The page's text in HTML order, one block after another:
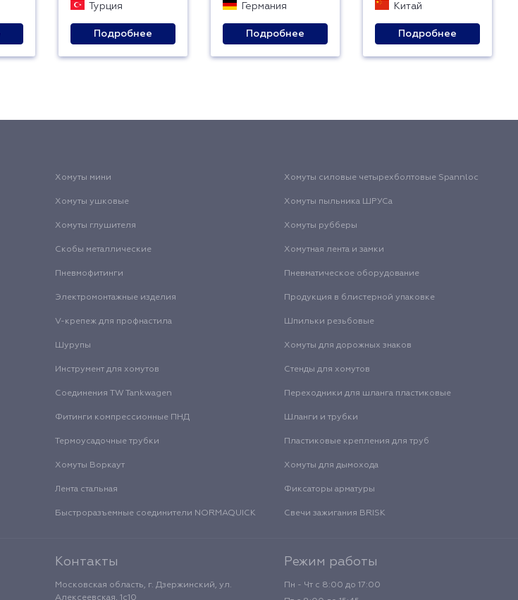
Турция
Подробнее
Германия
Подробнее
Китай
Подробнее
Хомуты мини Хомуты силовые четырехболтовые Spannloc
Хомуты ушковые Хомуты пыльника ШРУСа
Хомуты глушителя Хомуты рубберы
Скобы металлические Хомутная лента и замки
Пневмофитинги Пневматическое оборудование
Электромонтажные изделия Продукция в блистерной упаковке
V-крепеж для профнастила Шпильки резьбовые
Шурупы Хомуты для дорожных знаков
Инструмент для хомутов Стенды для хомутов
Соединения TW Tankwagen Переходники для шланга пластиковые
Фитинги компрессионные ПНД Шланги и трубки
Термоусадочные трубки Пластиковые крепления для труб
Хомуты Воркаут Хомуты для дымохода
Лента стальная Фиксаторы арматуры
Быстроразъемные соединители NORMAQUICK Свечи зажигания BRISK
Контакты
Московская область, г. Дзержинский, ул.
Алексеевская, 1с10
Режим работы
Пн - Чт с 8:00 до 17:00